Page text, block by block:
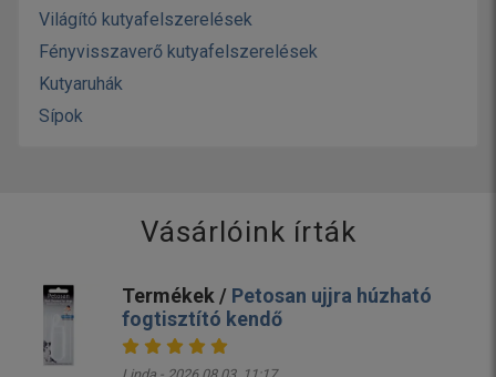
Világító kutyafelszerelések
Fényvisszaverő kutyafelszerelések
Kutyaruhák
Sípok
Vásárlóink írták
Termékek / Petosan ujjra húzható
fogtisztító kendő